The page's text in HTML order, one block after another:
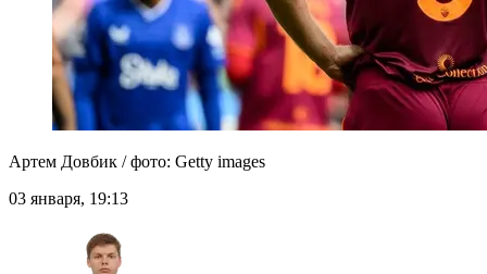
Артем Довбик / фото: Getty images
03 января, 19:13